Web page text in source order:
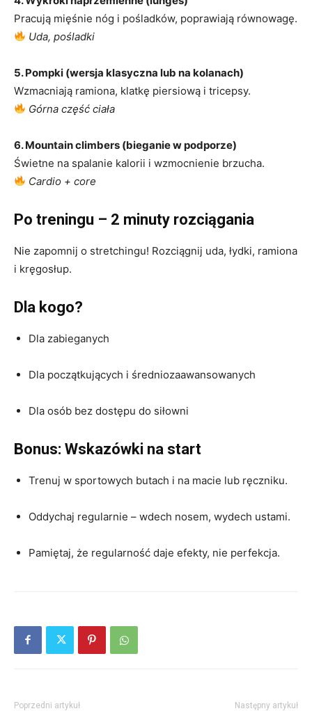
Pracują mięśnie nóg i pośladków, poprawiają równowagę.
Uda, pośladki
5. Pompki (wersja klasyczna lub na kolanach)
Wzmacniają ramiona, klatkę piersiową i tricepsy.
Górna część ciała
6. Mountain climbers (bieganie w podporze)
Świetne na spalanie kalorii i wzmocnienie brzucha.
Cardio + core
Po treningu – 2 minuty rozciągania
Nie zapomnij o stretchingu! Rozciągnij uda, łydki, ramiona
i kręgosłup.
Dla kogo?
Dla zabieganych
Dla początkujących i średniozaawansowanych
Dla osób bez dostępu do siłowni
Bonus: Wskazówki na start
Trenuj w sportowych butach i na macie lub ręczniku.
Oddychaj regularnie – wdech nosem, wydech ustami.
Pamiętaj, że regularność daje efekty, nie perfekcja.
Poprzedni artykuł Następny artykuł